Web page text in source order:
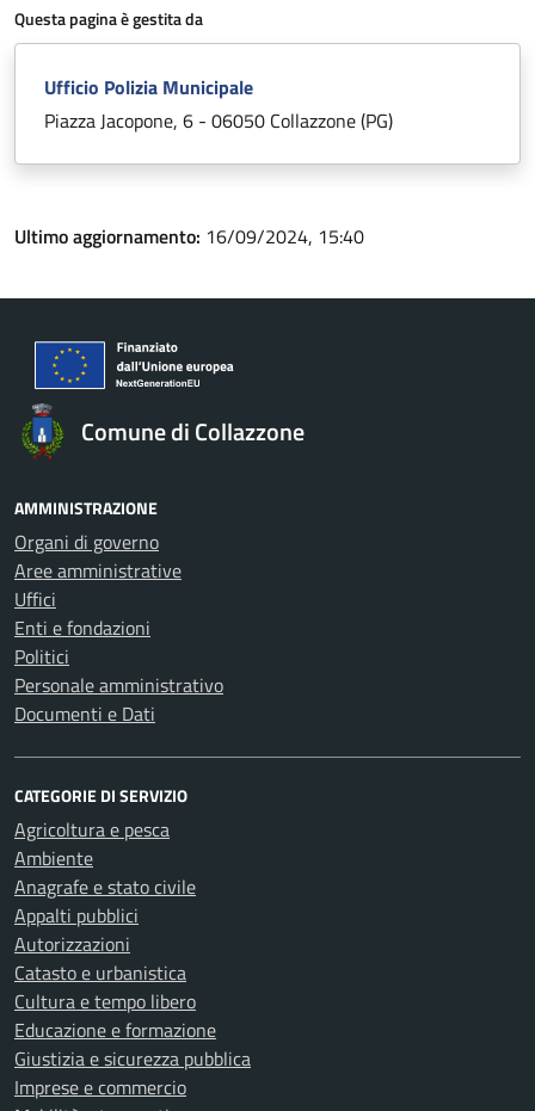
Questa pagina è gestita da
Ufficio Polizia Municipale
Piazza Jacopone, 6 - 06050 Collazzone (PG)
Ultimo aggiornamento: 16/09/2024, 15:40
Comune di Collazzone
AMMINISTRAZIONE
Organi di governo
Aree amministrative
Uffici
Enti e fondazioni
Politici
Personale amministrativo
Documenti e Dati
CATEGORIE DI SERVIZIO
Agricoltura e pesca
Ambiente
Anagrafe e stato civile
Appalti pubblici
Autorizzazioni
Catasto e urbanistica
Cultura e tempo libero
Educazione e formazione
Giustizia e sicurezza pubblica
Imprese e commercio